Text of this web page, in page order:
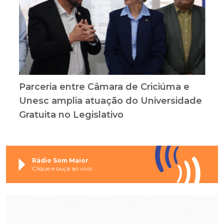
Parceria entre Câmara de Criciúma e
Unesc amplia atuação do Universidade
Gratuita no Legislativo
Rádio Som Maior
Clique e ouça ao vivo